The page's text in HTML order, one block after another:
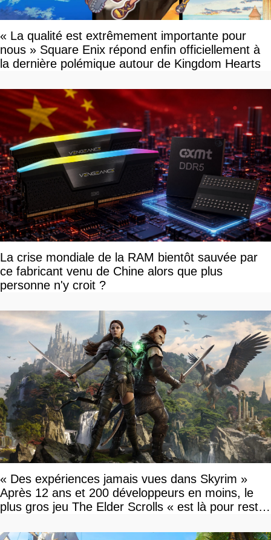
« La qualité est extrêmement importante pour
nous » Square Enix répond enfin officiellement à
la dernière polémique autour de Kingdom Hearts
La crise mondiale de la RAM bientôt sauvée par
ce fabricant venu de Chine alors que plus
personne n'y croit ?
« Des expériences jamais vues dans Skyrim »
Après 12 ans et 200 développeurs en moins, le
plus gros jeu The Elder Scrolls « est là pour rester